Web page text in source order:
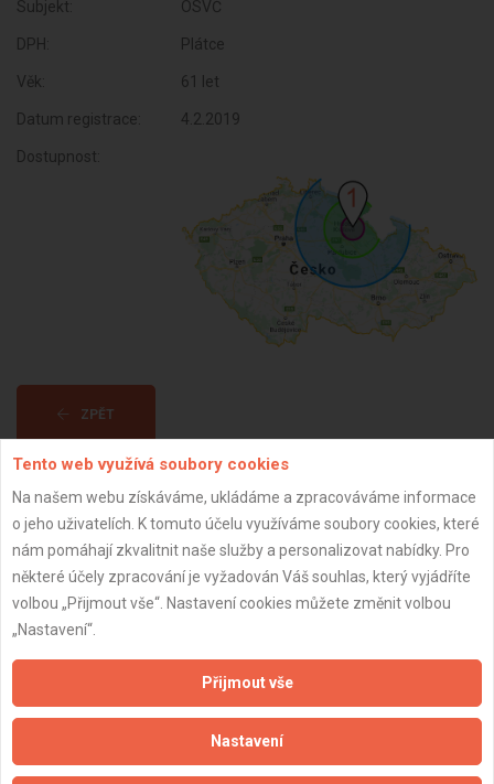
Subjekt: OSVČ
DPH: Plátce
Věk: 61 let
Datum registrace: 4.2.2019
Dostupnost:
ZPĚT
Aktualizováno z portálu ARES dne 30.12.2023 10:45:12
Zpracování a ochrana osobních údajů
Zásady pro používání souborů cookie
Obchodní podmínky (zprostředkování)
Obchodní podmínky (rozpočtování)
Tento web využívá soubory cookies
Na našem webu získáváme, ukládáme a zpracováváme informace
o jeho uživatelích. K tomuto účelu využíváme soubory cookies, které
nám pomáhají zkvalitnit naše služby a personalizovat nabídky. Pro
některé účely zpracování je vyžadován Váš souhlas, který vyjádříte
volbou „Přijmout vše“. Nastavení cookies můžete změnit volbou
„Nastavení“.
Přijmout vše
Nastavení